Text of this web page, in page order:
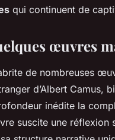
qui continuent de
œuvres
de nombreuses
d’Albert Camus,
inédite la
suscite une réflexion